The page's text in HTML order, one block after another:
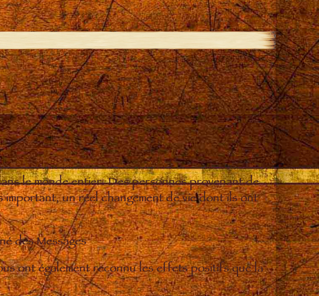
le monde entier. Des personnes provenant de
un réel changement de vie dont ils ont
des Messages
ont également reconnu les effets positifs que la